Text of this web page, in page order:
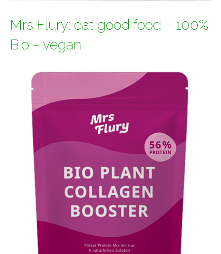
Mrs Flury: eat good food – 100%
Bio – vegan